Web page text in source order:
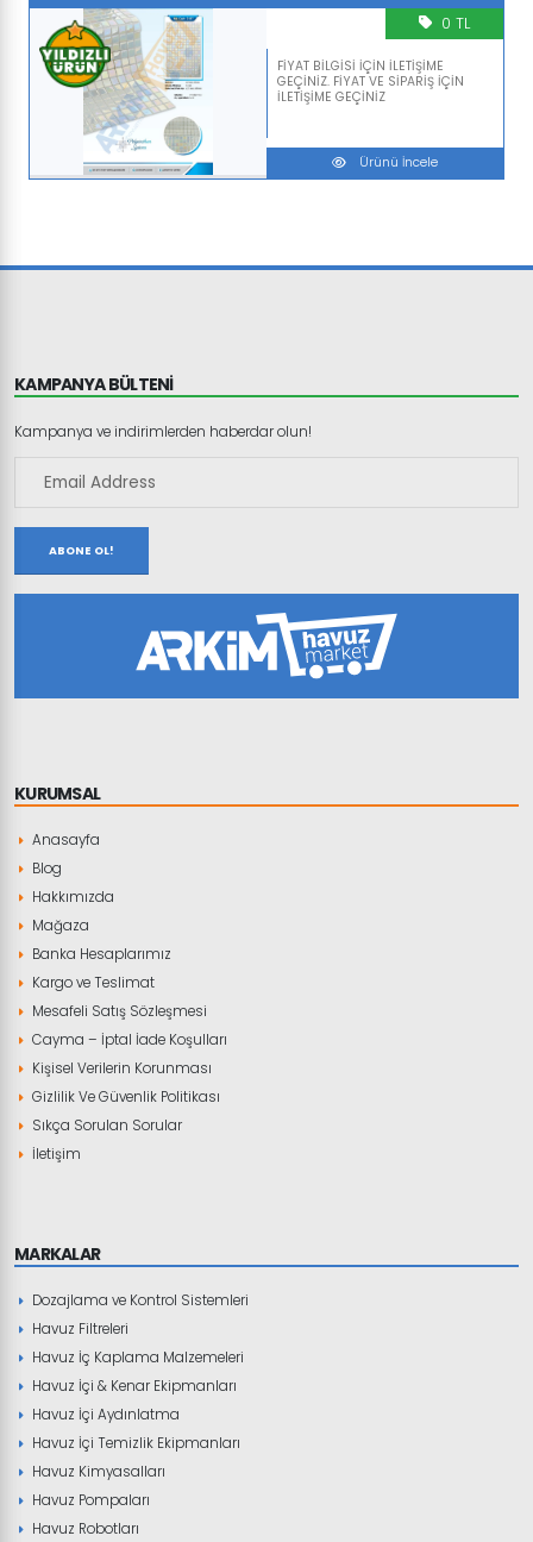
FİYAT BİLGİSİ İÇİN İLETİŞİME
GEÇİNİZ. FİYAT VE SİPARİŞ İÇİN
İLETİŞİME GEÇİNİZ
0 TL
Ürünü İncele
KAMPANYA BÜLTENİ
Kampanya ve indirimlerden haberdar olun!
ABONE OL!
KURUMSAL
Anasayfa
Blog
Hakkımızda
Mağaza
Banka Hesaplarımız
Kargo ve Teslimat
Mesafeli Satış Sözleşmesi
Cayma – İptal İade Koşulları
Kişisel Verilerin Korunması
Gizlilik Ve Güvenlik Politikası
Sıkça Sorulan Sorular
İletişim
MARKALAR
Dozajlama ve Kontrol Sistemleri
Havuz Filtreleri
Havuz İç Kaplama Malzemeleri
Havuz İçi & Kenar Ekipmanları
Havuz İçi Aydınlatma
Havuz İçi Temizlik Ekipmanları
Havuz Kimyasalları
Havuz Pompaları
Havuz Robotları